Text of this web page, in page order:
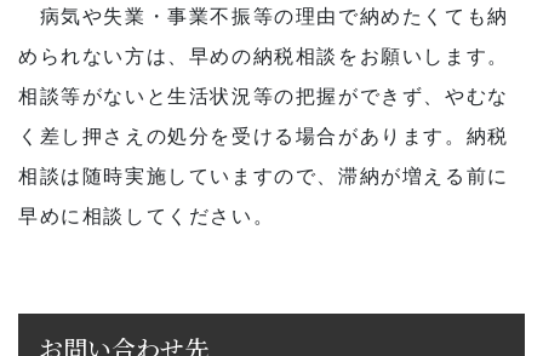
病気や失業・事業不振等の理由で納めたくても納
められない方は、早めの納税相談をお願いします。
相談等がないと生活状況等の把握ができず、やむな
く差し押さえの処分を受ける場合があります。納税
相談は随時実施していますので、滞納が増える前に
早めに相談してください。
お問い合わせ先